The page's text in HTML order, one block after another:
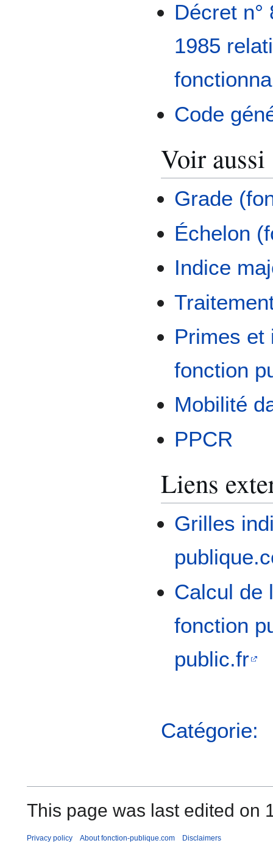
Décret n°
1985
Code
Voir aussi
Grade
Échelon
Indice
Primes et
fonction
Mobilité
PPCR
Liens
Grilles
Calcul de
fonction
public.fr
Catégorie:
This page was last edited on
Privacy policy About fonction-publique.com Disclaimers